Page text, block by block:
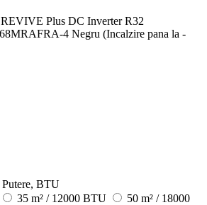
Putere, BTU
35 m² / 12000 BTU
50 m² / 18000